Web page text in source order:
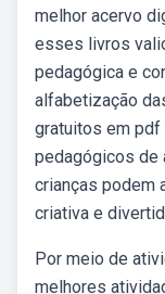
melhor acervo
esses livros
pedagógica e
alfabetização
gratuitos em pdf
pedagógicos de
crianças podem
criativa e
Por meio de
melhores